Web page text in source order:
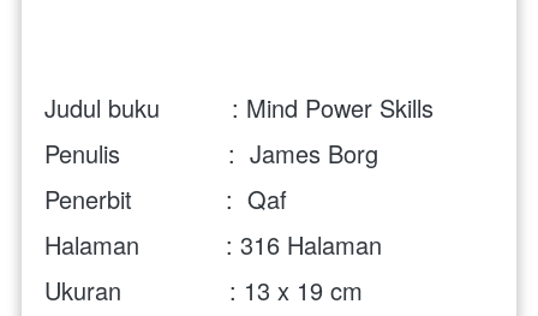
Judul buku          : Mind Power Skills
Penulis               :  James Borg
Penerbit             :  Qaf
Halaman            : 316 Halaman
Ukuran               : 13 x 19 cm